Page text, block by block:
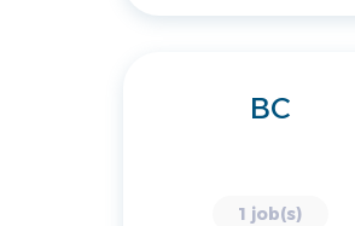
BC
1 job(s)